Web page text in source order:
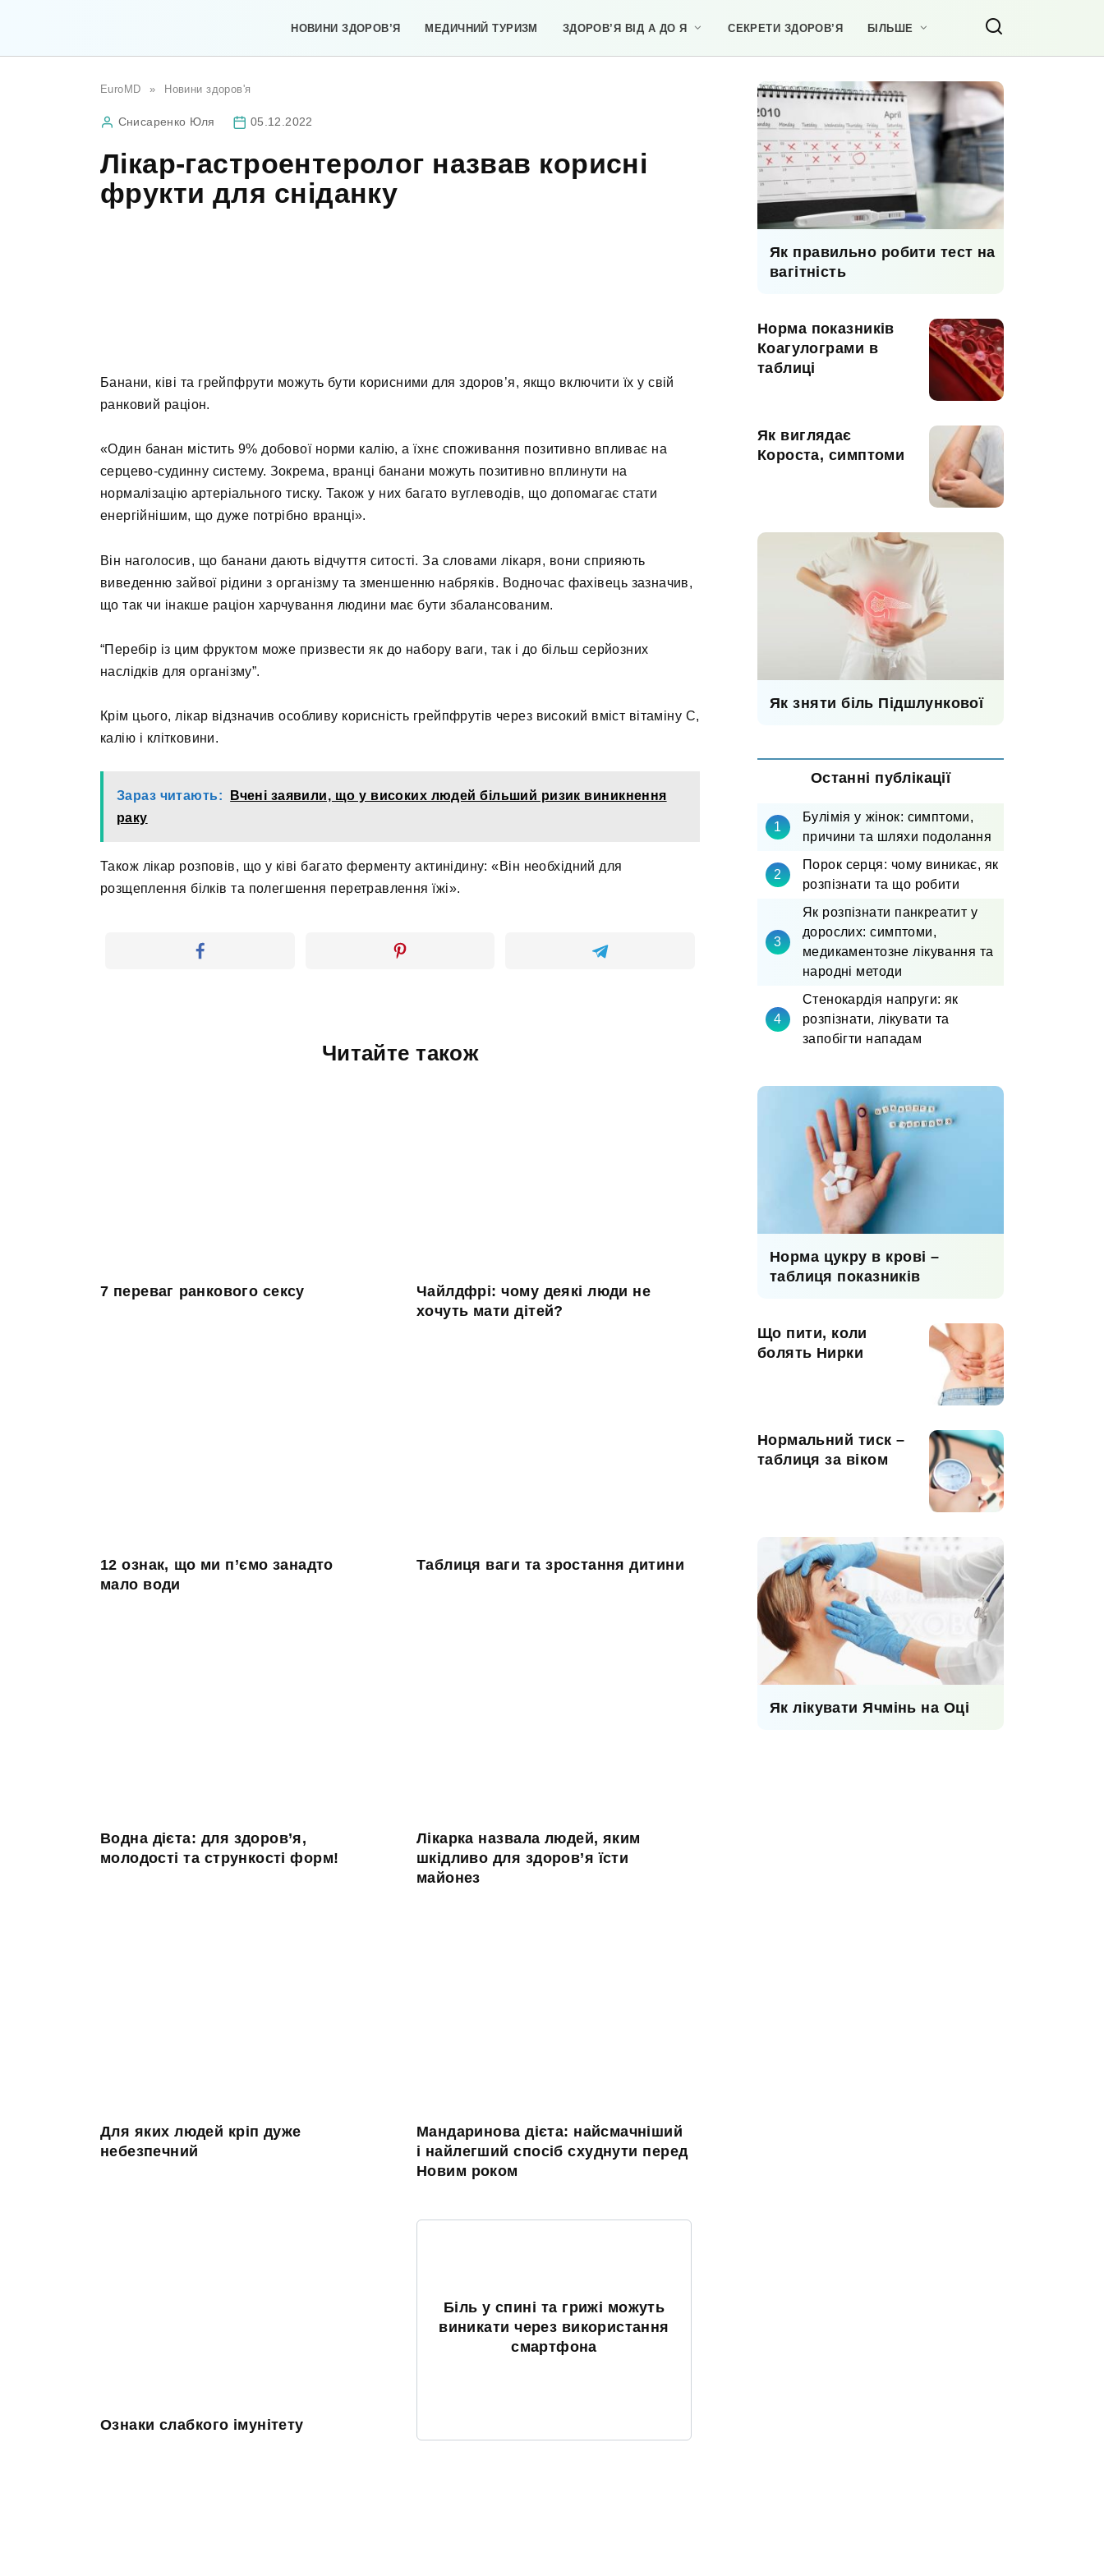
НОВИНИ ЗДОРОВ’Я МЕДИЧНИЙ ТУРИЗМ ЗДОРОВ’Я ВІД А ДО Я СЕКРЕТИ ЗДОРОВ’Я БІЛЬШЕ
EuroMD » Новини здоров'я
Снисаренко Юля 05.12.2022
Лікар-гастроентеролог назвав корисні
фрукти для сніданку
Банани, ківі та грейпфрути можуть бути корисними для здоров’я, якщо включити їх у свій
ранковий раціон.
«Один банан містить 9% добової норми калію, а їхнє споживання позитивно впливає на
серцево-судинну систему. Зокрема, вранці банани можуть позитивно вплинути на
нормалізацію артеріального тиску. Також у них багато вуглеводів, що допомагає стати
енергійнішим, що дуже потрібно вранці».
Він наголосив, що банани дають відчуття ситості. За словами лікаря, вони сприяють
виведенню зайвої рідини з організму та зменшенню набряків. Водночас фахівець зазначив,
що так чи інакше раціон харчування людини має бути збалансованим.
“Перебір із цим фруктом може призвести як до набору ваги, так і до більш серйозних
наслідків для організму”.
Крім цього, лікар відзначив особливу корисність грейпфрутів через високий вміст вітаміну C,
калію і клітковини.
Зараз читають:
Вчені заявили, що у високих людей більший ризик виникнення
раку
Також лікар розповів, що у ківі багато ферменту актинідину: «Він необхідний для
розщеплення білків та полегшення перетравлення їжі».
Читайте також
7 переваг ранкового сексу
Чайлдфрі: чому деякі люди не
хочуть мати дітей?
12 ознак, що ми п’ємо занадто
мало води
Таблиця ваги та зростання дитини
Водна дієта: для здоров’я,
молодості та стрункості форм!
Лікарка назвала людей, яким
шкідливо для здоров’я їсти
майонез
Для яких людей кріп дуже
небезпечний
Мандаринова дієта: найсмачніший
і найлегший спосіб схуднути перед
Новим роком
Ознаки слабкого імунітету
Біль у спині та грижі можуть
виникати через використання
смартфона
Як правильно робити тест на
вагітність
Норма показників
Коагулограми в
таблиці
Як виглядає
Короста, симптоми
Як зняти біль Підшлункової
Останні публікації
Булімія у жінок: симптоми,
причини та шляхи подолання
Порок серця: чому виникає, як
розпізнати та що робити
Як розпізнати панкреатит у
дорослих: симптоми,
медикаментозне лікування та
народні методи
Стенокардія напруги: як
розпізнати, лікувати та
запобігти нападам
Норма цукру в крові –
таблиця показників
Що пити, коли
болять Нирки
Нормальний тиск –
таблиця за віком
Як лікувати Ячмінь на Оці